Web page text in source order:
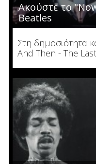
Ακούστε το
Beatles
Στη δημοσιότητα
And Then - The